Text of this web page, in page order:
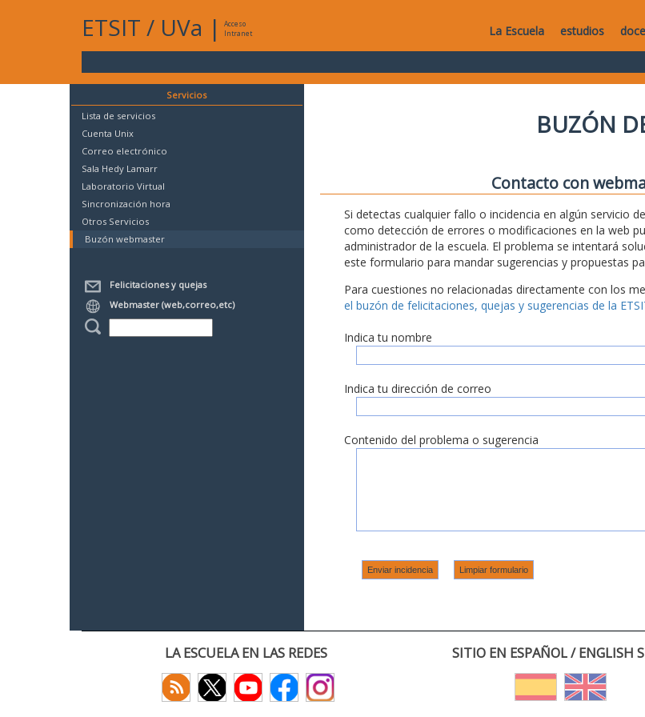
ETSIT / UVa |
Acceso
Intranet
La Escuela estudios
Servicios
Lista de servicios
Cuenta Unix
Correo electrónico
Sala Hedy Lamarr
Laboratorio Virtual
Sincronización hora
Otros Servicios
Buzón webmaster
Felicitaciones y quejas
Webmaster (web,correo,etc)
BUZÓN
Contacto con
Si detectas cualquier fallo o incidencia en algún servicio
como detección de errores o modificaciones en la web
administrador de la escuela. El problema se intentará
este formulario para mandar sugerencias y propuestas
Para cuestiones no relacionadas directamente con los
el buzón de felicitaciones, quejas y sugerencias de la
Indica tu nombre
Indica tu dirección de correo
Contenido del problema o sugerencia
LA ESCUELA EN LAS REDES SITIO EN ESPAÑOL / ENGLISH